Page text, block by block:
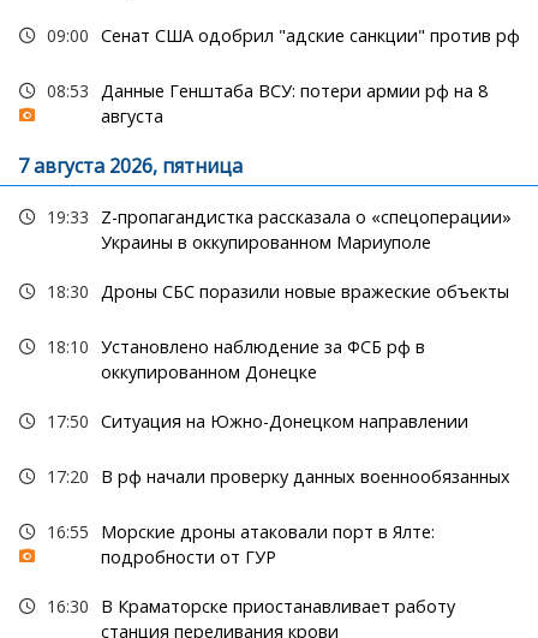
09:00 Сенат США одобрил "адские санкции" против рф
08:53 Данные Генштаба ВСУ: потери армии рф на 8
августа
7 августа 2026, пятница
19:33
Z-пропагандистка рассказала о «спецоперации»
Украины в оккупированном Мариуполе
18:30 Дроны СБС поразили новые вражеские объекты
18:10 Установлено наблюдение за ФСБ рф в
оккупированном Донецке
17:50 Ситуация на Южно-Донецком направлении
17:20 В рф начали проверку данных военнообязанных
16:55
Морские дроны атаковали порт в Ялте:
подробности от ГУР
16:30
В Краматорске приостанавливает работу
станция переливания крови